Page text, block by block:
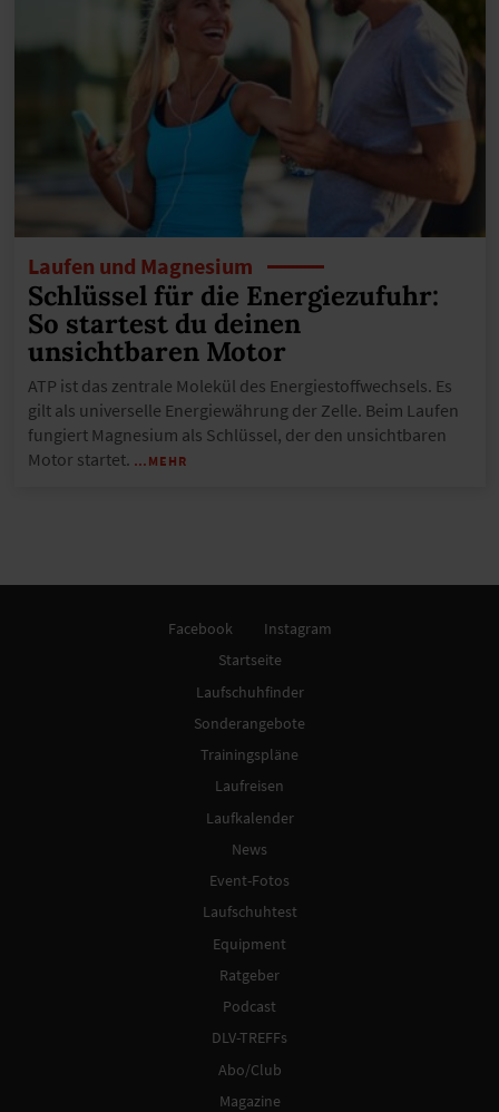
Laufen und Magnesium
Schlüssel für die Energiezufuhr:
So startest du deinen
unsichtbaren Motor
ATP ist das zentrale Molekül des Energiestoffwechsels. Es
gilt als universelle Energiewährung der Zelle. Beim Laufen
fungiert Magnesium als Schlüssel, der den unsichtbaren
Motor startet. …MEHR
Facebook
Instagram
Startseite
Laufschuhfinder
Sonderangebote
Trainingspläne
Laufreisen
Laufkalender
News
Event-Fotos
Laufschuhtest
Equipment
Ratgeber
Podcast
DLV-TREFFs
Abo/Club
Magazine